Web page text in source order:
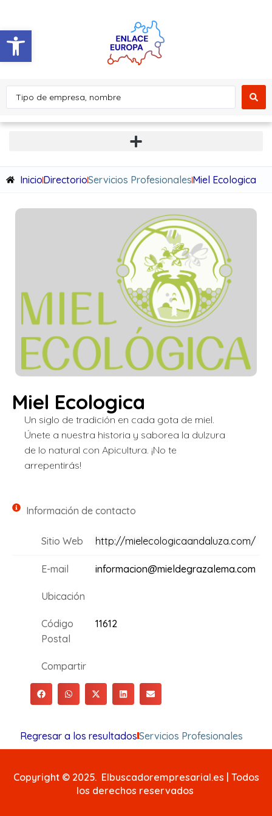
Abrir barra de herramientas
InicioDirectorioServicios ProfesionalesMiel Ecologica
Miel Ecologica
Un siglo de tradición en cada gota de miel.
Únete a nuestra historia y saborea la dulzura
de lo natural con Apicultura. ¡No te
arrepentirás!
Información de contacto
Sitio Web http://mielecologicaandaluza.com/
E-mail informacion@mieldegrazalema.com
Ubicación
Código
Postal
11612
Compartir
Regresar a los resultadosServicios Profesionales
Copyright © 2025. Elbuscadorempresarial.es | Todos
los derechos reservados